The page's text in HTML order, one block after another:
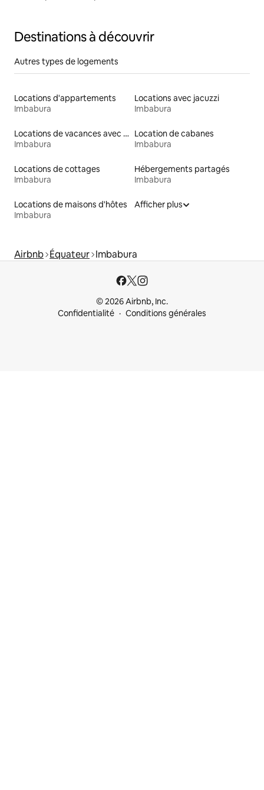
Destinations à découvrir
Autres types de logements
Locations d'appartements
Imbabura
Locations avec jacuzzi
Imbabura
Locations de vacances avec piscine
Imbabura
Location de cabanes
Imbabura
Locations de cottages
Imbabura
Hébergements partagés
Imbabura
Locations de maisons d'hôtes
Imbabura
Afficher plus
Airbnb Équateur Imbabura
© 2026 Airbnb, Inc.
Confidentialité
Conditions générales